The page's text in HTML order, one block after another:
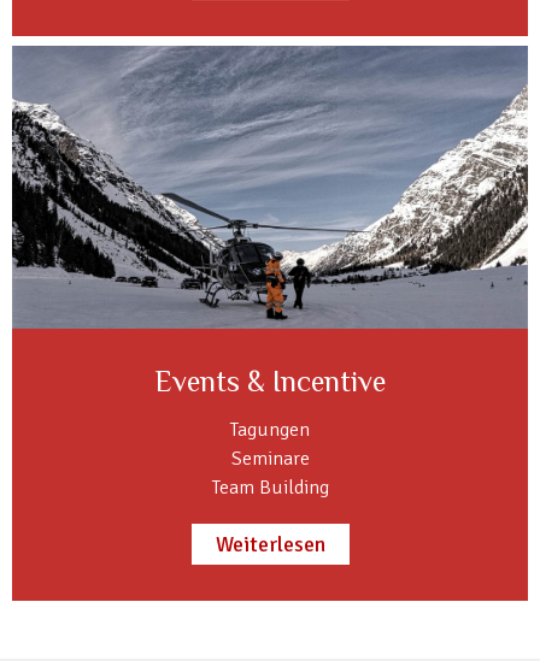
Events & Incentive
Tagungen
Seminare
Team Building
Weiterlesen